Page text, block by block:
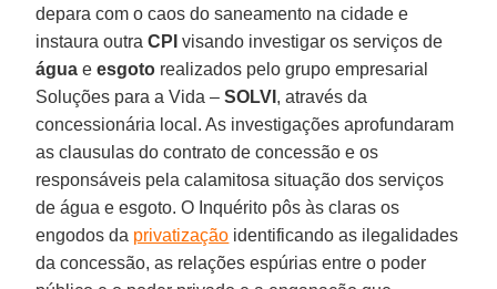
depara com o caos do saneamento na cidade e
instaura outraCPI visando investigar os serviços de
água eesgoto realizados pelo grupo empresarial
Soluções para a Vida –SOLVI , através da
concessionária local. As investigações aprofundaram
as clausulas do contrato de concessão e os
responsáveis pela calamitosa situação dos serviços
de água e esgoto. O Inquérito pôs às claras os
engodos da privatização identificando as ilegalidades
da concessão, as relações espúrias entre o poder